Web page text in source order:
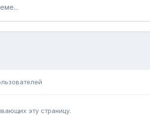
эту страницу.